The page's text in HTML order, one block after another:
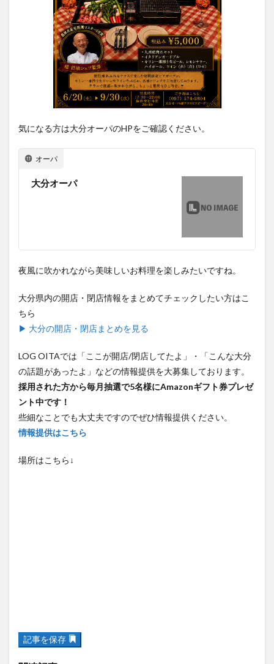
気になる方は大分オーパのHPをご確認ください。
オーパ
大分オーパ
夜風に吹かれながら美味しいお料理を楽しみたいですね。
大分県内の開店・閉店情報をまとめてチェックしたい方はこ
ちら
▶ 大分の開店・閉店まとめを見る
LOG OITAでは「ここが開店/閉店してたよ」・「こんな大分
の話題があったよ」などの情報提供を大募集しております。
採用された方から毎月抽選で5名様にAmazonギフト券プレゼ
ント中です！
些細なことでも大丈夫ですのでぜひ情報提供ください。
情報提供はこちら
場所はこちら↓
記事を保存